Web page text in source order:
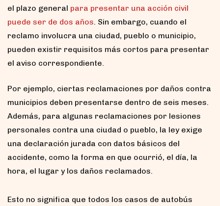
el plazo general para presentar una acción civil
puede ser de dos años. Sin embargo, cuando el
reclamo involucra una ciudad, pueblo o municipio,
pueden existir requisitos más cortos para presentar
el aviso correspondiente.
Por ejemplo, ciertas reclamaciones por daños contra
municipios deben presentarse dentro de seis meses.
Además, para algunas reclamaciones por lesiones
personales contra una ciudad o pueblo, la ley exige
una declaración jurada con datos básicos del
accidente, como la forma en que ocurrió, el día, la
hora, el lugar y los daños reclamados.
Esto no significa que todos los casos de autobús